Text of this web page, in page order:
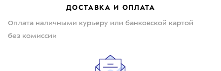
ДОСТАВКА И ОПЛАТА
Оплата наличными курьеру или банковской картой
без комиссии